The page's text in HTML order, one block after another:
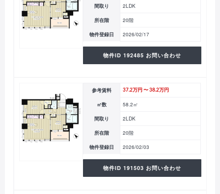
間取り 2LDK
所在階 20階
物件登録日 2026/02/17
物件ID 192485 お問い合わせ
参考賃料 37.2万円 〜 38.2万円
㎡数 58.2㎡
間取り 2LDK
所在階 20階
物件登録日 2026/02/03
物件ID 191503 お問い合わせ